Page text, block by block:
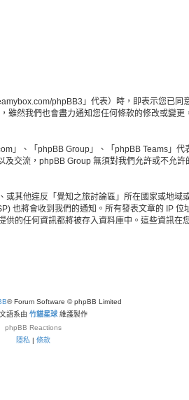
phpBB3」代表）時，即表示您已同
然我們也會盡力通知您任何條款的修改或變
」、「phpBB Group」、「phpBB Teams」代
交流，phpBB Group 無須對我們允許或不允
其他違反「覺知之旅討論區」所在國家或地
也將會收到我們的通知。所有發表文章的 IP
的任何資訊都將被存入資料庫中。這些資訊
® Forum Software © phpBB Limited
語系由 竹貓星球 維護製作
phpBB Reactions
隱私 | 條款